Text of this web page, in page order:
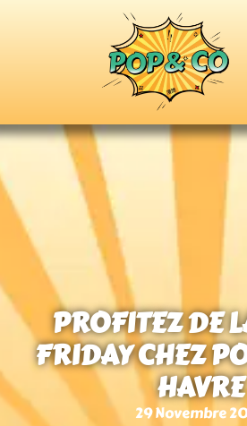
PROFITEZ DE
FRIDAY CHEZ
HAVRE
29 Novembre